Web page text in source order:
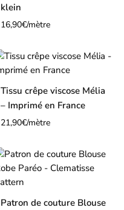
klein
16,90€/mètre
Tissu crêpe viscose Mélia
– Imprimé en France
21,90€/mètre
Patron de couture Blouse